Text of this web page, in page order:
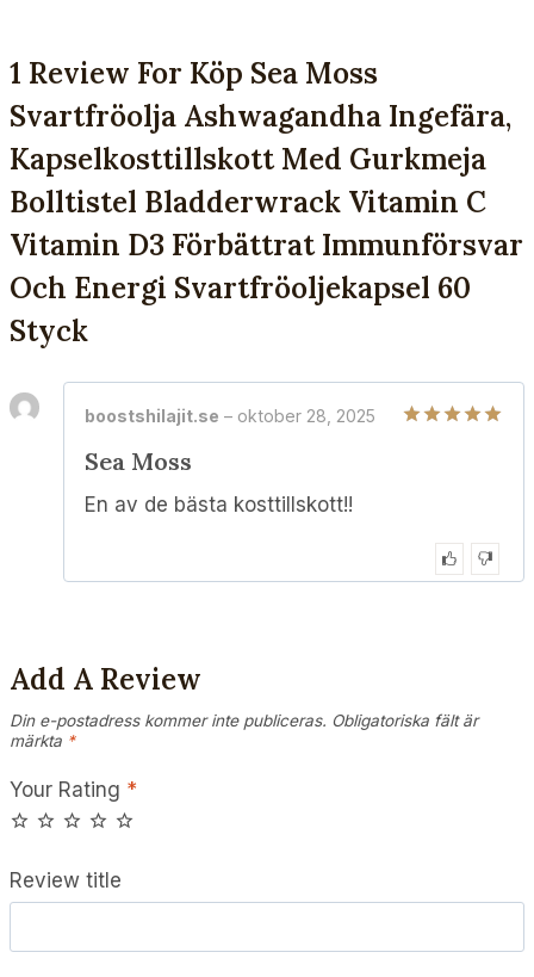
1 Review For Köp Sea Moss
Svartfröolja Ashwagandha Ingefära,
Kapselkosttillskott Med Gurkmeja
Bolltistel Bladderwrack Vitamin C
Vitamin D3 Förbättrat Immunförsvar
Och Energi Svartfröoljekapsel 60
Styck
boostshilajit.se – oktober 28, 2025
Sea Moss
En av de bästa kosttillskott!!
Add A Review
Din e-postadress kommer inte publiceras. Obligatoriska fält är
märkta *
Your Rating *
Review title